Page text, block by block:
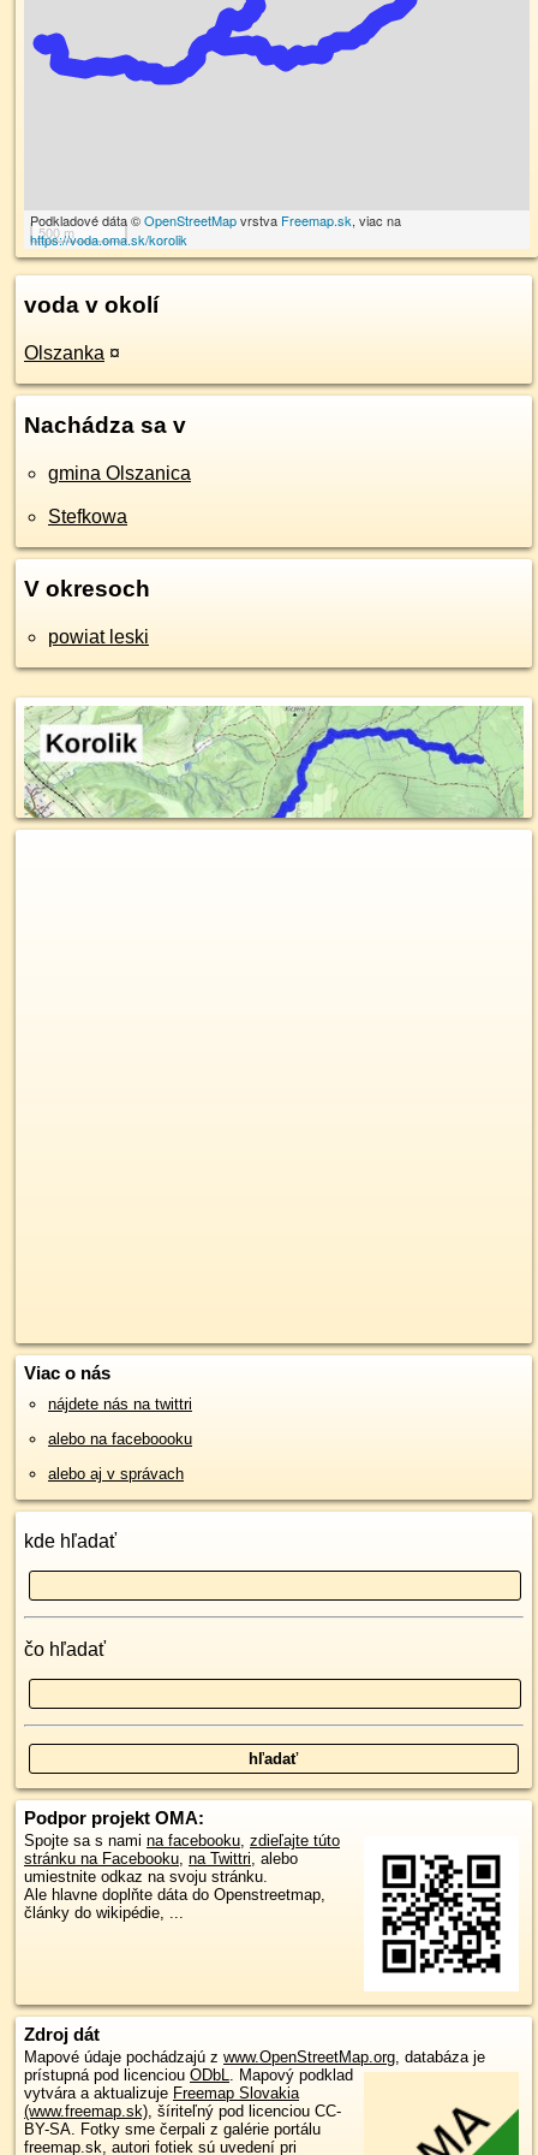
500 m
Podkladové dáta ©OpenStreetMapvrstva Freemap.sk, viac na
https://voda.oma.sk/korolik
voda v okolí
Olszanka ¤
Nachádza sa v
gmina Olszanica
Stefkowa
V okresoch
powiat leski
Viac o nás
nájdete nás na twittri
alebo na faceboooku
alebo aj v správach
kde hľadať
čo hľadať
Podpor projekt OMA:
Spojte sa s nami na facebooku, zdieľajte túto
stránku na Facebooku, na Twittri, alebo
umiestnite odkaz na svoju stránku.
Ale hlavne doplňte dáta do Openstreetmap,
články do wikipédie, ...
Zdroj dát
Mapové údaje pochádzajú z www.OpenStreetMap.org, databáza je
prístupná pod licenciou ODbL. Mapový podklad
vytvára a aktualizuje Freemap Slovakia
(www.freemap.sk), šíriteľný pod licenciou CC-
BY-SA. Fotky sme čerpali z galérie portálu
freemap.sk, autori fotiek sú uvedení pri